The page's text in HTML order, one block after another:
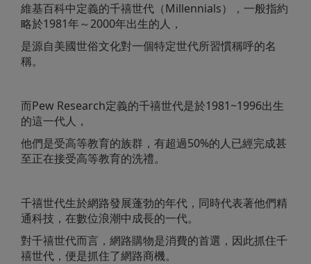
維基百科中定義的千禧世代（Millennials），一般指約
略於1981年～2000年出生的人，
是源自美國世俗文化對一個特定世代所習慣稱呼的名
稱。
而Pew Research定義的千禧世代是於1981~1996出生
的這一代人，
他們是受高等教育的族群，有超過50%的人已經完成甚
至正在接受高等教育的洗禮。
千禧世代生於網路發展蓬勃的年代，同時代表著他們精
通科技，在數位浪潮中成長的一代。
對千禧世代而言，網路購物是消費的首選，因此抓住千
禧世代，便是抓住了網路商機。